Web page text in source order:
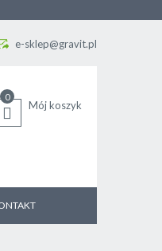
e-sklep@gravit.pl
Mój koszyk
0